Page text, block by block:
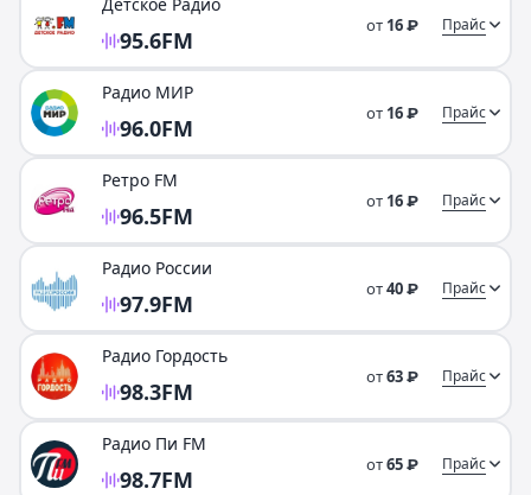
95.6FM
от 16₽ Прайс
Радио МИР
96.0FM
от 16₽ Прайс
Ретро FM
96.5FM
от 16₽ Прайс
Радио России
97.9FM
от40₽ Прайс
Радио Гордость
98.3FM
от63₽ Прайс
Радио Пи FM
98.7FM
от65₽ Прайс